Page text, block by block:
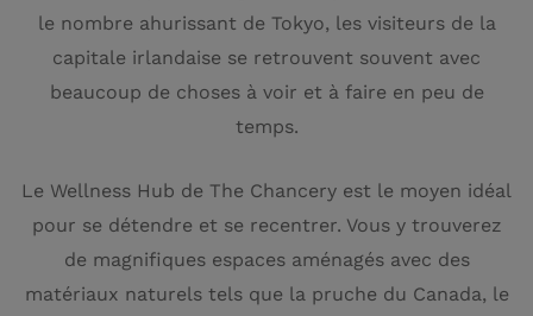
le nombre ahurissant de Tokyo, les visiteurs de la
capitale irlandaise se retrouvent souvent avec
beaucoup de choses à voir et à faire en peu de
temps.
Le Wellness Hub de The Chancery est le moyen idéal
pour se détendre et se recentrer. Vous y trouverez
de magnifiques espaces aménagés avec des
matériaux naturels tels que la pruche du Canada, le